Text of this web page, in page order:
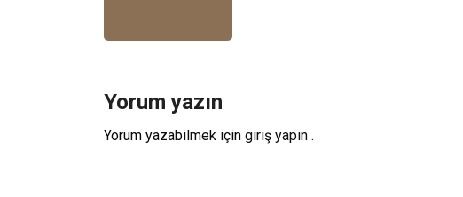
Yorum yazın
Yorum yazabilmek için giriş yapın .